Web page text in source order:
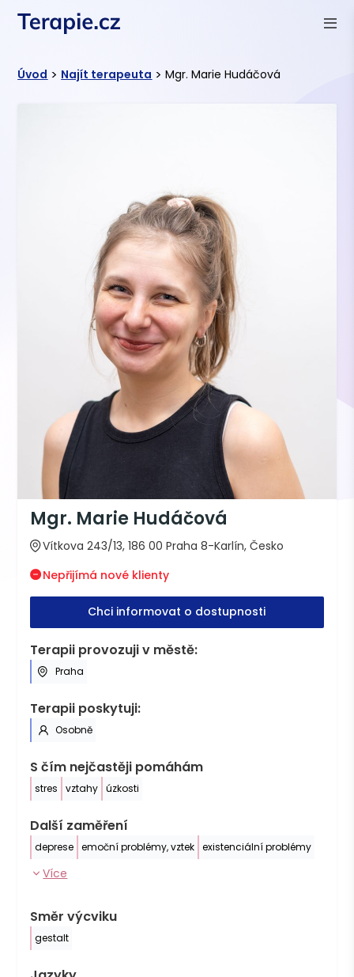
Úvod > Najít terapeuta > Mgr. Marie Hudáčová
Mgr. Marie Hudáčová
Vítkova 243/13, 186 00 Praha 8-Karlín, Česko
Nepřijímá nové klienty
Chci informovat o dostupnosti
Terapii provozuji v městě:
Praha
Terapii poskytuji:
Osobně
S čím nejčastěji pomáhám
stres vztahy úzkosti
Další zaměření
deprese emoční problémy, vztek existenciální problémy
Více
Směr výcviku
gestalt